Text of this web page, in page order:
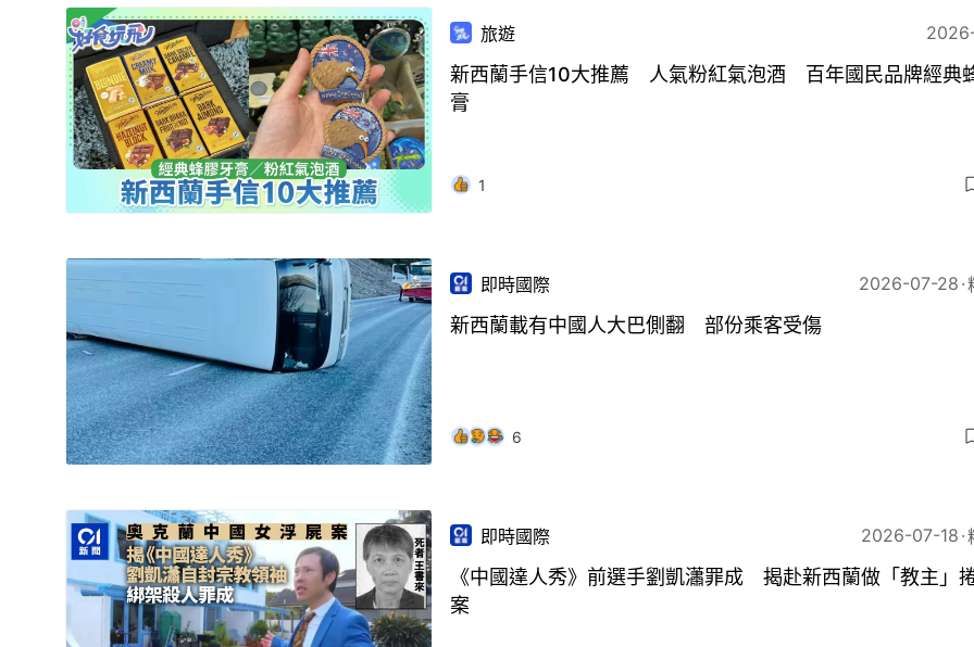
旅遊
新西蘭手信10大推薦 人氣粉紅氣泡酒 百年國民品牌經典
膏
1
即時國際 2026-07-28
新西蘭載有中國人大巴側翻 部份乘客受傷
6
即時國際 2026-07-18
《中國達人秀》前選手劉凱瀟罪成 揭赴新西蘭做「教主」
案